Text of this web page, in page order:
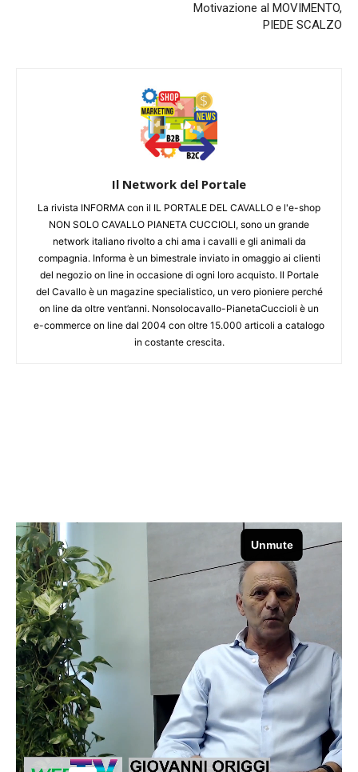
Motivazione al MOVIMENTO,
PIEDE SCALZO
Il Network del Portale
La rivista INFORMA con il IL PORTALE DEL CAVALLO e l'e-shop
NON SOLO CAVALLO PIANETA CUCCIOLI, sono un grande
network italiano rivolto a chi ama i cavalli e gli animali da
compagnia. Informa è un bimestrale inviato in omaggio ai clienti
del negozio on line in occasione di ogni loro acquisto. Il Portale
del Cavallo è un magazine specialistico, un vero pioniere perché
on line da oltre vent’anni. Nonsolocavallo-PianetaCuccioli è un
e-commerce on line dal 2004 con oltre 15.000 articoli a catalogo
in costante crescita.